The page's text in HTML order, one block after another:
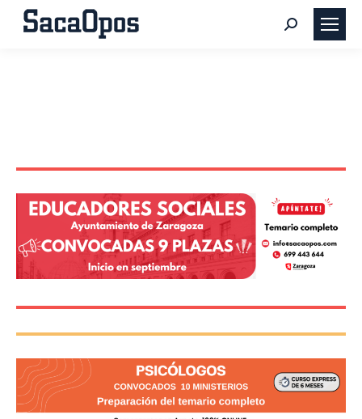
Buscar: